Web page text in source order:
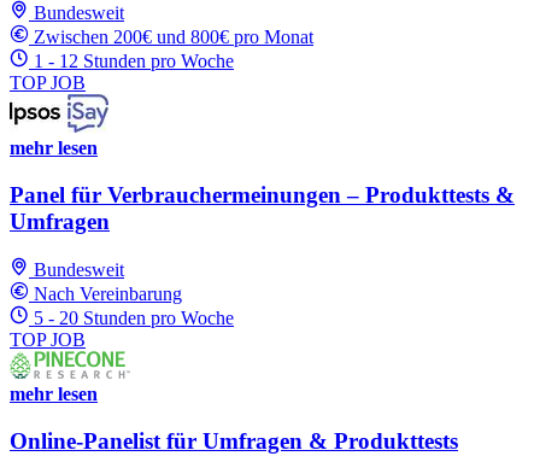
Bundesweit
Zwischen 200€ und 800€ pro Monat
1 - 12 Stunden pro Woche
TOP JOB
mehr lesen
Panel für Verbrauchermeinungen – Produkttests &
Umfragen
Bundesweit
Nach Vereinbarung
5 - 20 Stunden pro Woche
TOP JOB
mehr lesen
Online-Panelist für Umfragen & Produkttests